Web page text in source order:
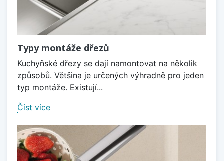
Typy montáže dřezů
Kuchyňské dřezy se dají namontovat na několik
způsobů. Většina je určených výhradně pro jeden
typ montáže. Existují...
Číst více